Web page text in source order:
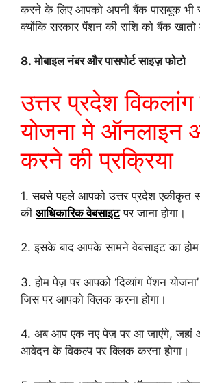
करने के लिए आपको अपनी बैंक पासबूक भी
क्योंकि सरकार पेंशन की राशि को बैंक खातो
8. मोबाइल नंबर और पासपोर्ट साइज़ फोटो
उत्तर प्रदेश
योजना मे ऑनलाइन
करने की प्रक्रिया
1. सबसे पहले आपको उत्तर प्रदेश एकीकृत
की आधिकारिक वेबसाइटपर जाना होगा।
2. इसके बाद आपके सामने वेबसाइट का
3. होम पेज़ पर आपको ‘दिव्यांग पेंशन
जिस पर आपको क्लिक करना होगा।
4. अब आप एक नए पेज़ पर आ जाएंगे, जहां
आवेदन के विकल्प पर क्लिक करना होगा।